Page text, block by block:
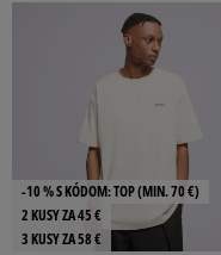
-10 % S KÓDOM: TOP (MIN. 70 €)
2 KUSY ZA 45 €
3 KUSY ZA 58 €